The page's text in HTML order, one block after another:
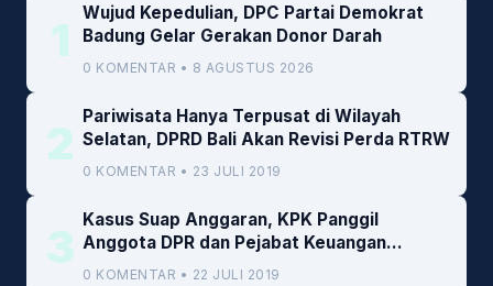
1
Wujud Kepedulian, DPC Partai Demokrat
Badung Gelar Gerakan Donor Darah
0 KOMENTAR • 8 AGUSTUS 2026
2
Pariwisata Hanya Terpusat di Wilayah
Selatan, DPRD Bali Akan Revisi Perda RTRW
0 KOMENTAR • 23 JULI 2019
3
Kasus Suap Anggaran, KPK Panggil
Anggota DPR dan Pejabat Keuangan
Kemenkeu
0 KOMENTAR • 22 JULI 2019